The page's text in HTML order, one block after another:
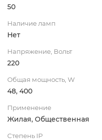
50
Наличие ламп
Нет
Напряжение, Вольт
220
Общая мощность, W
48, 400
Применение
Жилая, Общественная
Степень IP